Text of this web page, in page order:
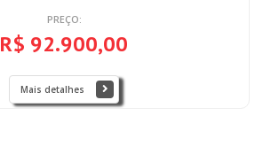
PREÇO:
R$ 92.900,00
Mais detalhes